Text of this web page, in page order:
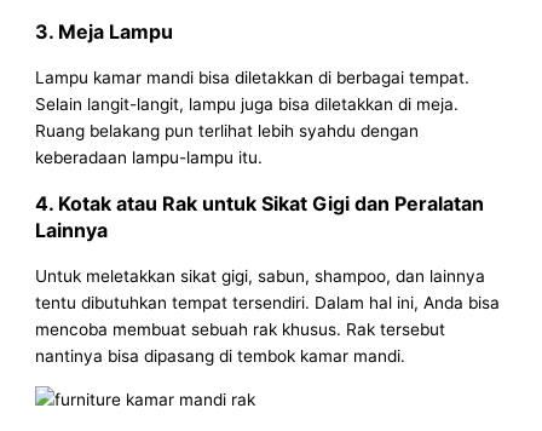
3. Meja Lampu
Lampu kamar mandi bisa diletakkan di berbagai tempat.
Selain langit-langit, lampu juga bisa diletakkan di meja.
Ruang belakang pun terlihat lebih syahdu dengan
keberadaan lampu-lampu itu.
4. Kotak atau Rak untuk Sikat Gigi dan Peralatan
Lainnya
Untuk meletakkan sikat gigi, sabun, shampoo, dan lainnya
tentu dibutuhkan tempat tersendiri. Dalam hal ini, Anda bisa
mencoba membuat sebuah rak khusus. Rak tersebut
nantinya bisa dipasang di tembok kamar mandi.